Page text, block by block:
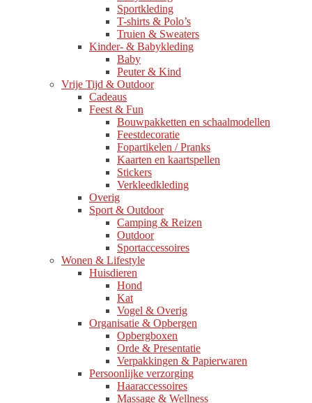
Sportkleding
T-shirts & Polo’s
Truien & Sweaters
Kinder- & Babykleding
Baby
Peuter & Kind
Vrije Tijd & Outdoor
Cadeaus
Feest & Fun
Bouwpakketten en schaalmodellen
Feestdecoratie
Fopartikelen / Pranks
Kaarten en kaartspellen
Stickers
Verkleedkleding
Overig
Sport & Outdoor
Camping & Reizen
Outdoor
Sportaccessoires
Wonen & Lifestyle
Huisdieren
Hond
Kat
Vogel & Overig
Organisatie & Opbergen
Opbergboxen
Orde & Presentatie
Verpakkingen & Papierwaren
Persoonlijke verzorging
Haaraccessoires
Massage & Wellness